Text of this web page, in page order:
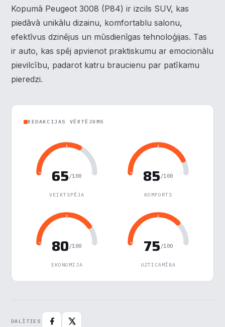
Kopumā Peugeot 3008 (P84) ir izcils SUV, kas
piedāvā unikālu dizainu, komfortablu salonu,
efektīvus dzinējus un mūsdienīgas tehnoloģijas. Tas
ir auto, kas spēj apvienot praktiskumu ar emocionālu
pievilcību, padarot katru braucienu par patīkamu
pieredzi.
REDAKCIJAS VĒRTĒJUMS
65 /100
VEIKTSPĒJA
85 /100
KOMFORTS
80 /100
EKONOMIJA
75 /100
UZTICAMĪBA
DALĪTIES
▶ Nepieciešamās Vienmēr aktīvs
▶ Funkcionālais
▶ Analītika
▶ Veiktspēja
Noraidīt visu
Saglabāt preferences